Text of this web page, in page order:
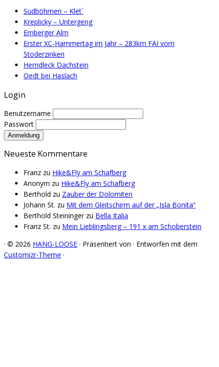
Südböhmen – Klet´
Kreplicky – Untergeng
Emberger Alm
Erster XC-Hammertag im Jahr – 283km FAI vom
Stoderzinken
Herndleck Dachstein
Oedt bei Haslach
Login
Benutzername
Passwort
Neueste Kommentare
Franz zu Hike&Fly am Schafberg
Anonym zu Hike&Fly am Schafberg
Berthold zu Zauber der Dolomiten
Johann St. zu Mit dem Gleitschirm auf der „Isla Bonita“
Berthold Steiningerzu Bella Italia
Franz St. zu Mein Lieblingsberg – 191 x am Schoberstein
· © 2026 HANG-LOOSE · Präsentiert von · Entworfen mit dem
Customizr-Theme ·